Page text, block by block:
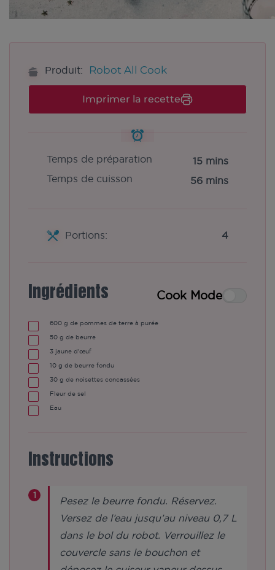
Produit: Robot All Cook
Imprimer la recette
Temps de préparation
15 mins
Temps de cuisson
56 mins
Portions: 4
Ingrédients Cook Mode
600 g de pommes de terre à purée
50 g de beurre
3 jaune d'œuf
10 g de beurre fondu
30 g de noisettes concassées
Fleur de sel
Eau
Instructions
Pesez le beurre fondu. Réservez.
Versez de l’eau jusqu’au niveau 0,7 L
dans le bol du robot. Verrouillez le
couvercle sans le bouchon et